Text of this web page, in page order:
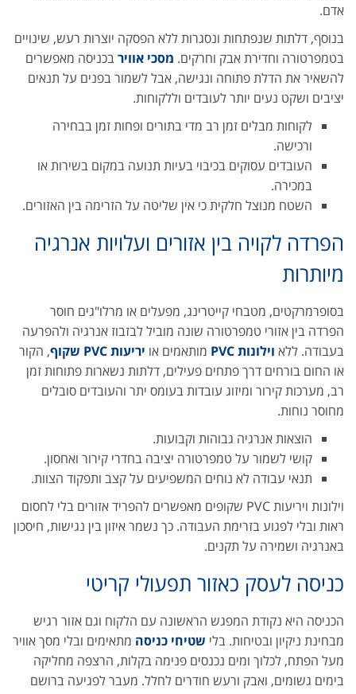
אדם.
בנוסף, דלתות שנפתחות ונסגרות ללא הפסקה יוצרות רעש, שינויים
בטמפרטורה וחדירת אבק וחרקים. מסכי אווירבכניסה מאפשרים
להשאיר את הדלת פתוחה ונגישה, אבל לשמור בפנים על תנאים
יציבים ושקט נעים יותר לעובדים וללקוחות.
לקוחות מבלים זמן רב מדי בתורים ופחות זמן בבחירה
ורכישה.
העובדים עסוקים בכיבוי בעיות תנועה במקום בשירות או
במכירה.
השטח מנוצל חלקית כי אין שליטה על הזרימה בין האזורים.
הפרדה לקויה בין אזורים ועלויות אנרגיה
מיותרות
בסופרמרקטים, מטבחי קייטרינג, מפעלים או מרלו"גים חוסר
הפרדה בין אזורי טמפרטורה שונה מוביל לבזבוז אנרגיה ולהפרעה
בעבודה. ללא וילונות PVC מותאמים או יריעות PVC שקוף
, הקור
או החום בורחים דרך פתחים פעילים, דלתות נשארות פתוחות זמן
רב, מערכות קירור ומיזוג עובדות בעומס יתר והעובדים סובלים
מחוסר נוחות.
הוצאות אנרגיה גבוהות וקבועות.
קושי לשמור על טמפרטורה יציבה בחדרי קירור ואחסון.
תנאי עבודה לא נוחים המשפיעים על קצב ותפקוד הצוות.
וילונות ויריעות PVC שקופים מאפשרים להפריד אזורים בלי לחסום
ראות ובלי לפגוע בזרימת העבודה. כך נשמר איזון בין נגישות, חיסכון
באנרגיה ושמירה על תקנים.
כניסה לעסק כאזור תפעולי קריטי
הכניסה היא נקודת המפגש הראשונה עם הלקוח וגם אזור רגיש
מבחינת ניקיון ובטיחות. בלי שטיחי כניסה מתאימים ובלי מסך אוויר
מעל הפתח, לכלוך ומים נכנסים פנימה בקלות, הרצפה מחליקה
בימים גשומים, ואבק ורעש חודרים לחלל. מעבר לפגיעה ברושם